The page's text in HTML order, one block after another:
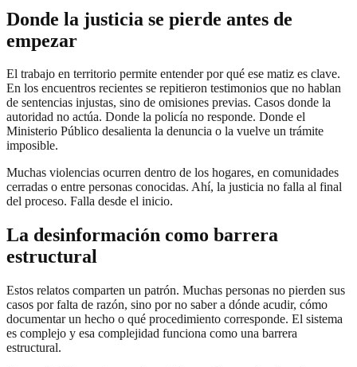
Donde la justicia se pierde antes de
empezar
El trabajo en territorio permite entender por qué ese matiz es clave.
En los encuentros recientes se repitieron testimonios que no hablan
de sentencias injustas, sino de omisiones previas. Casos donde la
autoridad no actúa. Donde la policía no responde. Donde el
Ministerio Público desalienta la denuncia o la vuelve un trámite
imposible.
Muchas violencias ocurren dentro de los hogares, en comunidades
cerradas o entre personas conocidas. Ahí, la justicia no falla al final
del proceso. Falla desde el inicio.
La desinformación como barrera
estructural
Estos relatos comparten un patrón. Muchas personas no pierden sus
casos por falta de razón, sino por no saber a dónde acudir, cómo
documentar un hecho o qué procedimiento corresponde. El sistema
es complejo y esa complejidad funciona como una barrera
estructural.